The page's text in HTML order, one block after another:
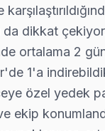
parça garantisi:
garanti belgesi:
ve anakart tamiri
sonrası destek:
da dikkat
ortalama 2
1'a
özel yedek
ekip